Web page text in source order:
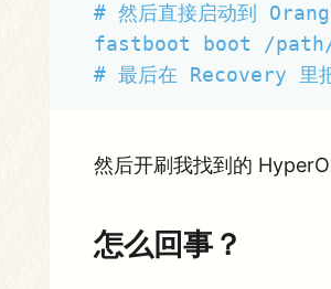
# 然后直接启动到
fastboot boot /
# 最后在 Recovery 里
然后开刷我找到的
怎么回事？